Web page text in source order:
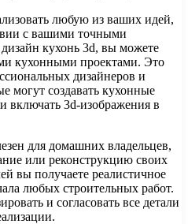
любую из ваших идей,
с вашими точными
кухонь 3d, вы можете
кухонными проектами. Это
дизайнеров и
могут создавать кухонные
включать 3d-изображения в
для домашних владельцев,
или реконструкцию своих
вы получаете реалистичное
любых строительных работ.
и согласовать все детали